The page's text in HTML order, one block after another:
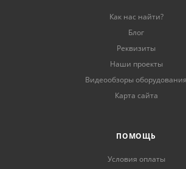
Как нас найти?
Блог
Реквизиты
Наши проекты
Видеообзоры оборудования
Карта сайта
ПОМОЩЬ
Условия оплаты